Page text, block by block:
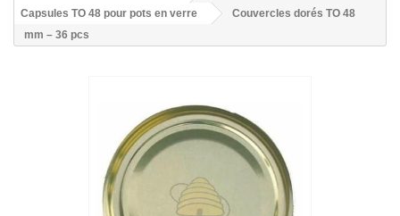
Capsules TO 48 pour pots en verre
Couvercles dorés TO 48
mm – 36 pcs